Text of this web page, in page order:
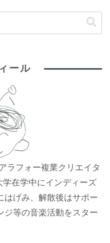
ール
ラフォー複業クリエイタ
学在学中にインディーズ
はげみ、解散後はサポー
ジ等の音楽活動をスター